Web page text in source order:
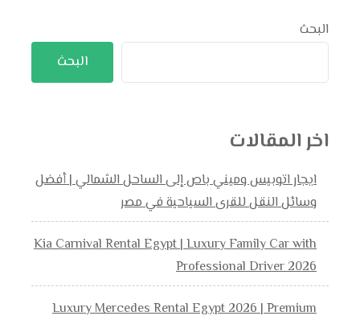
البحث
البحث
اخر المقالات
ايجار اتوبيس وميني باص إلى الساحل الشمالي | أفضل
وسائل النقل للقرى السياحية في مصر
Kia Carnival Rental Egypt | Luxury Family Car with
Professional Driver 2026
Luxury Mercedes Rental Egypt 2026 | Premium